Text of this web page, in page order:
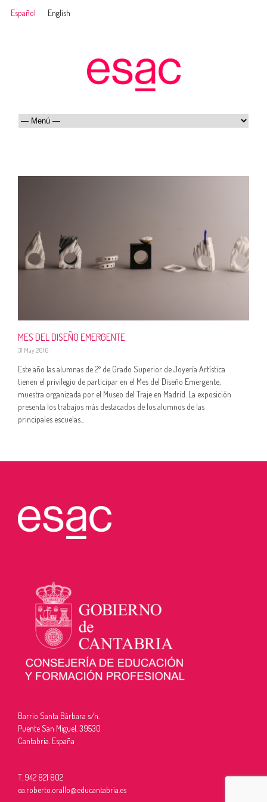
Español English
MES DEL DISEÑO EMERGENTE
31 May 2016
Este año las alumnas de 2º de Grado Superior de Joyería Artística
tienen el privilegio de participar en el Mes del Diseño Emergente,
muestra organizada por el Museo del Traje en Madrid. La exposición
presenta los trabajos más destacados de los alumnos de las
principales escuelas...
Barrio Santa Bárbara s/n.
Puente San Miguel. 39530
Cantabria. España
T. 942 821 802
ea.roberto.orallo@educantabria.es